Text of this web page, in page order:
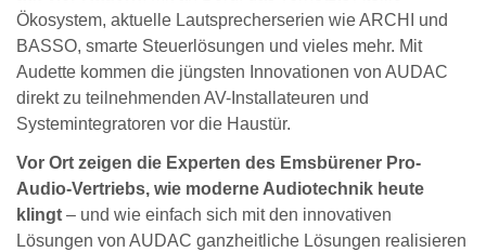
Ökosystem, aktuelle Lautsprecherserien wie ARCHI und
BASSO, smarte Steuerlösungen und vieles mehr. Mit
Audette kommen die jüngsten Innovationen von AUDAC
direkt zu teilnehmenden AV-Installateuren und
Systemintegratoren vor die Haustür.
Vor Ort zeigen die Experten des Emsbürener Pro-
Audio-Vertriebs, wie moderne Audiotechnik heute
klingt – und wie einfach sich mit den innovativen
Lösungen von AUDAC ganzheitliche Lösungen realisieren